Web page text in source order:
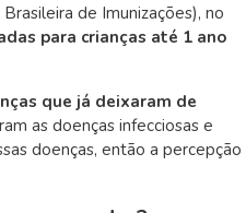
de Imunizações), no
para crianças até 1 ano
que já deixaram de
as doenças infecciosas e
doenças, então a percepção